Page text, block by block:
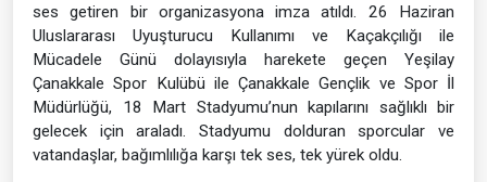
ses getiren bir organizasyona imza atıldı. 26 Haziran
Uluslararası Uyuşturucu Kullanımı ve Kaçakçılığı ile
Mücadele Günü dolayısıyla harekete geçen Yeşilay
Çanakkale Spor Kulübü ile Çanakkale Gençlik ve Spor İl
Müdürlüğü, 18 Mart Stadyumu’nun kapılarını sağlıklı bir
gelecek için araladı. Stadyumu dolduran sporcular ve
vatandaşlar, bağımlılığa karşı tek ses, tek yürek oldu.